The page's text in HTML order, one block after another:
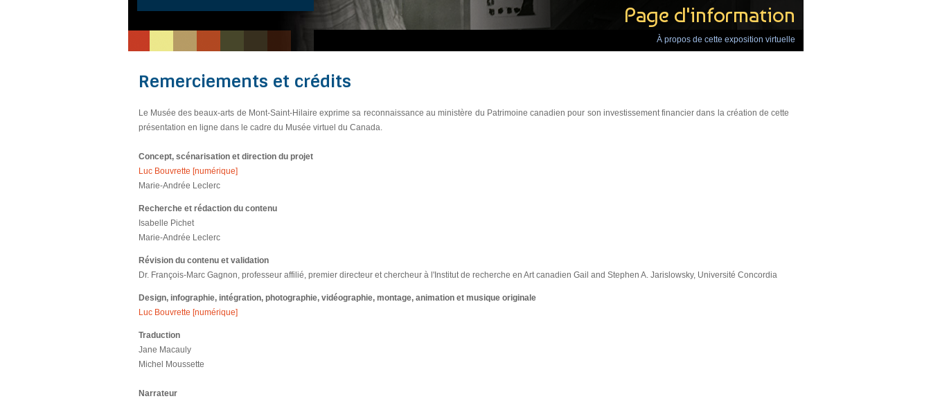
Page d'information
À propos de cette exposition virtuelle
Remerciements et crédits
Le Musée des beaux-arts de Mont-Saint-Hilaire exprime sa reconnaissance au ministère du Patrimoine canadien pour son investissement financier dans la création de cette
présentation en ligne dans le cadre du Musée virtuel du Canada.
Concept, scénarisation et direction du projet
Luc Bouvrette [numérique]
Marie-Andrée Leclerc
Recherche et rédaction du contenu
Isabelle Pichet
Marie-Andrée Leclerc
Révision du contenu et validation
Dr. François-Marc Gagnon, professeur affilié, premier directeur et chercheur à l'Institut de recherche en Art canadien Gail and Stephen A. Jarislowsky, Université Concordia
Design, infographie, intégration, photographie, vidéographie, montage, animation et musique originale
Luc Bouvrette [numérique]
Traduction
Jane Macauly
Michel Moussette
Narrateur